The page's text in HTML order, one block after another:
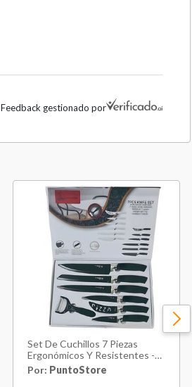
Feedback gestionado por
Set De Cuchillos 7 Piezas
Ergonómicos Y Resistentes -
Ps
Por: PuntoStore